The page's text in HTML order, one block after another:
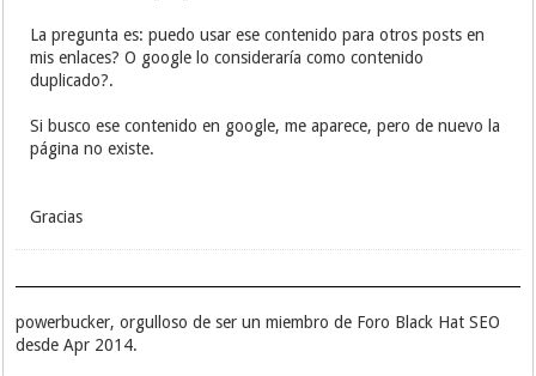
La pregunta es: puedo usar ese contenido para otros posts en
mis enlaces? O google lo consideraría como contenido
duplicado?.
Si busco ese contenido en google, me aparece, pero de nuevo la
página no existe.
Gracias
powerbucker, orgulloso de ser un miembro de Foro Black Hat SEO
desde Apr 2014.